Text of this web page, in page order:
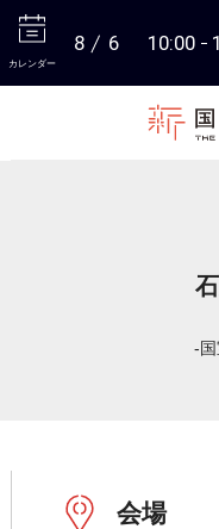
カレンダー
8 6 10:00
-
会場